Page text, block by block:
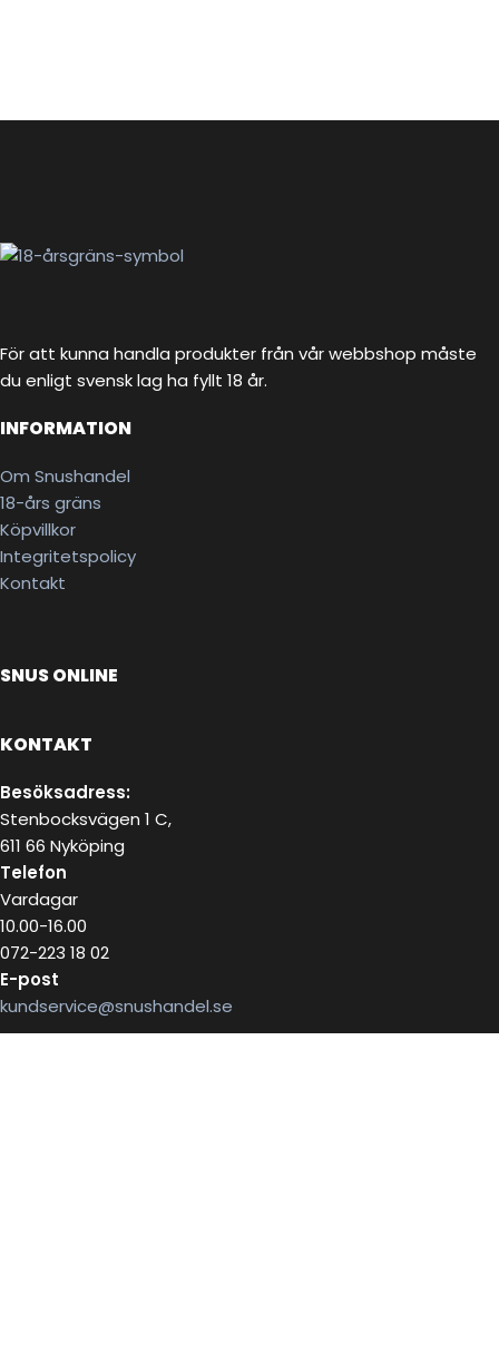
För att kunna handla produkter från vår webbshop måste
du enligt svensk lag ha fyllt 18 år.
INFORMATION
Om Snushandel
18-års gräns
Köpvillkor
Integritetspolicy
Kontakt
SNUS ONLINE
KONTAKT
Besöksadress:
Stenbocksvägen 1 C,
611 66 Nyköping
Telefon
Vardagar
10.00-16.00
072-223 18 02
E-post
kundservice@snushandel.se